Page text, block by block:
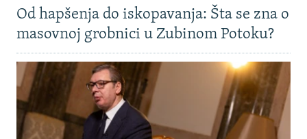
Od hapšenja do iskopavanja: Šta se zna o
masovnoj grobnici u Zubinom Potoku?